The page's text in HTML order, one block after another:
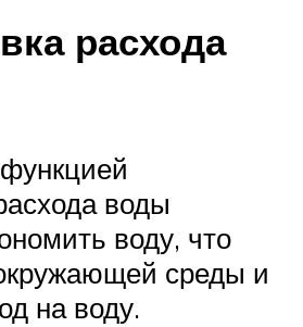
расхода
воды
воду, что
среды и
на воду.